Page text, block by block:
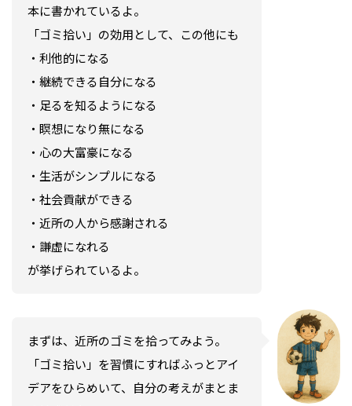
本に書かれているよ。
「ゴミ拾い」の効用として、この他にも
・利他的になる
・継続できる自分になる
・足るを知るようになる
・瞑想になり無になる
・心の大富豪になる
・生活がシンプルになる
・社会貢献ができる
・近所の人から感謝される
・謙虚になれる
が挙げられているよ。
まずは、近所のゴミを拾ってみよう。
「ゴミ拾い」を習慣にすればふっとアイ
デアをひらめいて、自分の考えがまとま